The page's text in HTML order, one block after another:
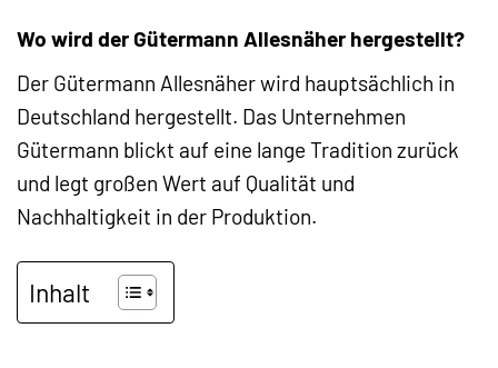
Wo wird der Gütermann Allesnäher hergestellt?
Der Gütermann Allesnäher wird hauptsächlich in
Deutschland hergestellt. Das Unternehmen
Gütermann blickt auf eine lange Tradition zurück
und legt großen Wert auf Qualität und
Nachhaltigkeit in der Produktion.
Inhalt